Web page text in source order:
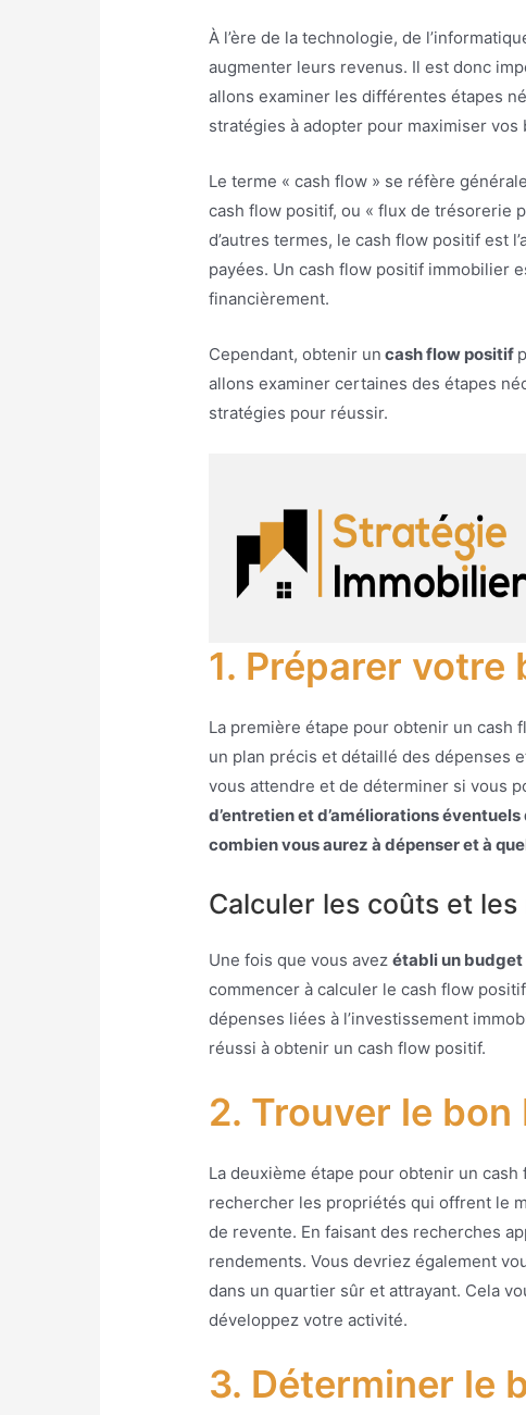
À l’ère de la technologie, de
augmenter leurs revenus. Il est donc
allons examiner les différentes étapes
stratégies à adopter pour maximiser vos
Le terme « cash flow » se réfère
cash flow positif, ou « flux de trésorerie
d’autres termes, le cash flow positif est
payées. Un cash flow positif immobilier
financièrement.
Cependant, obtenir un cash flow positif
allons examiner certaines des étapes
stratégies pour réussir.
1. Préparer
La première étape pour obtenir un
un plan précis et détaillé des dépenses
vous attendre et de déterminer si vous
d’entretien et d’améliorations
combien vous aurez à dépenser et à
Calculer les coûts et
Une fois que vous avezétabli un budget
commencer à calculer le cash flow
dépenses liées à l’investissement
réussi à obtenir un cash flow positif.
2. Trouver le
La deuxième étape pour obtenir un
rechercher les propriétés qui offrent le
de revente. En faisant des recherches
rendements. Vous devriez également
dans un quartier sûr et attrayant. Cela
développez votre activité.
3. Déterminer le